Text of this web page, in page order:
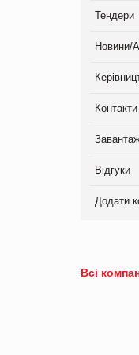
Тендери
Новини/
Контакти
Відгуки
Додати
Всі